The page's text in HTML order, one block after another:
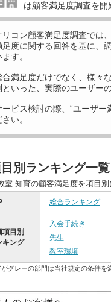
は顧客満足度調査を開
リコン顧客満足度調査では
足度に関する回答を基に、
ます。
合満足度だけでなく、様々
といった、実際のユーザー
ービス検討の際、“ユーザー
さい。
別ランキング一覧
室 知育の顧客満足度を項目
総合ランキング
項目別
キング
入会手続き
先生
教室環境
グレーの部門は当社規定の条件を